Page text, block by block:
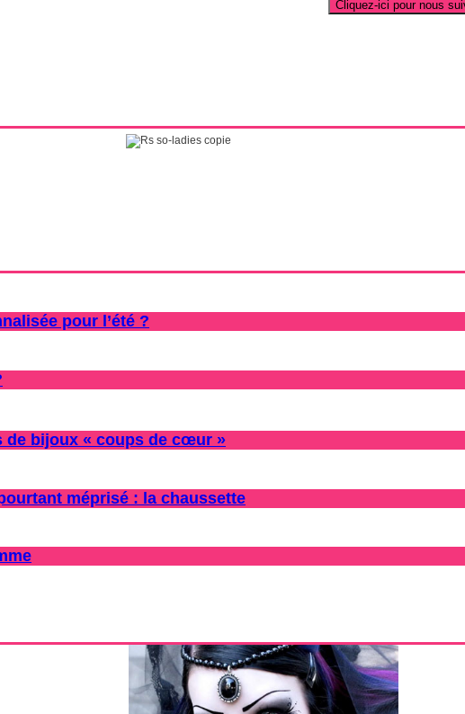
pour l’été ?
de bijoux « coups de cœur »
méprisé : la chaussette